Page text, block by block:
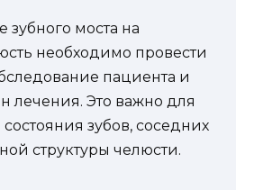
зубного моста на
необходимо провести
пациента и
лечения. Это важно для
зубов, соседних
структуры челюсти.